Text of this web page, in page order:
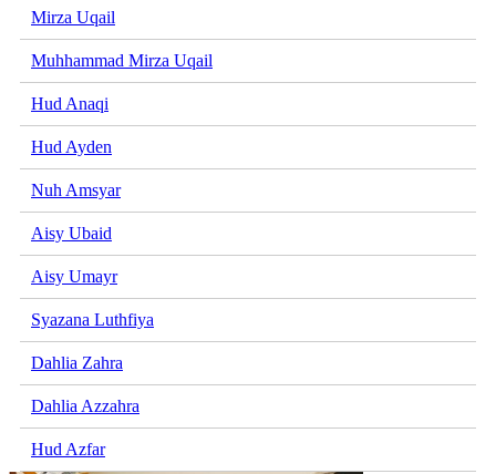
Mirza Uqail
Muhhammad Mirza Uqail
Hud Anaqi
Hud Ayden
Nuh Amsyar
Aisy Ubaid
Aisy Umayr
Syazana Luthfiya
Dahlia Zahra
Dahlia Azzahra
Hud Azfar